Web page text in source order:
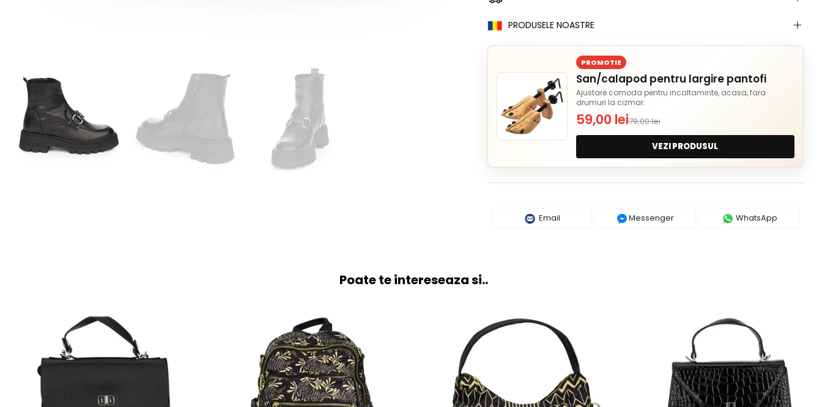
PRODUSELE NOASTRE
PROMOTIE
San/calapod pentru largire pantofi
Ajustare comoda pentru incaltaminte, acasa, fara
drumuri la cizmar.
59,00 lei79,00 lei
VEZI PRODUSUL
Email Messenger WhatsApp
Poate te intereseaza si..